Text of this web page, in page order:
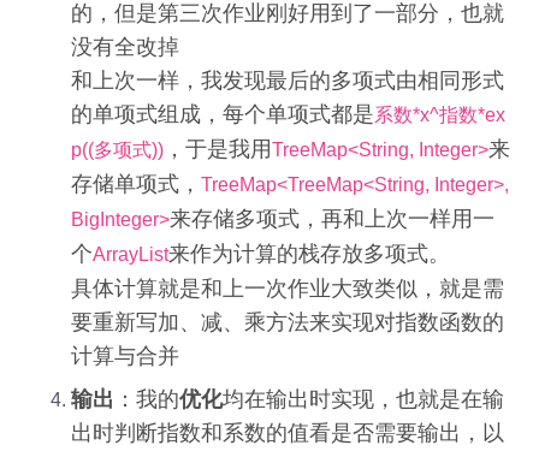
的，但是第三次作业刚好用到了一部分，也就
没有全改掉
和上次一样，我发现最后的多项式由相同形式
的单项式组成，每个单项式都是系数*x^指数*ex
p((多项式)) ，于是我用TreeMap<String, Integer>来
存储单项式，TreeMap<TreeMap<String, Integer>,
BigInteger>来存储多项式，再和上次一样用一
个ArrayList来作为计算的栈存放多项式。
具体计算就是和上一次作业大致类似，就是需
要重新写加、减、乘方法来实现对指数函数的
计算与合并
输出 ：我的优化均在输出时实现，也就是在输
出时判断指数和系数的值看是否需要输出，以